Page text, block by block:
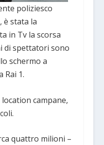
poliziesco
è stata la
in Tv la scorsa
di spettatori sono
schermo a
Rai 1.
campane,
quattro milioni –